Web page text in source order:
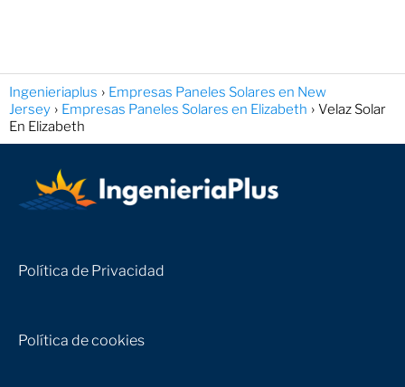
Ingenieriaplus
Empresas Paneles Solares en New
Jersey
Empresas Paneles Solares en Elizabeth
Velaz Solar
En Elizabeth
Política de Privacidad
Política de cookies